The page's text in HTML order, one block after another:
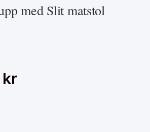
med Slit matstol
kr